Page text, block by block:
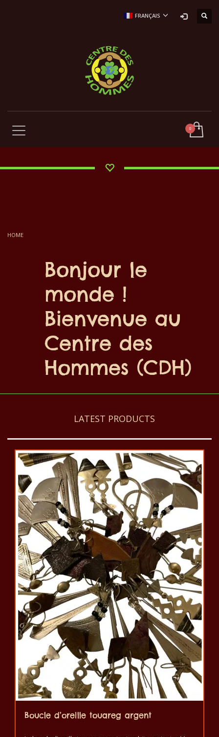
FRANÇAIS
HOME
Bonjour le
monde !
Bienvenue au
Centre des
Hommes (CDH)
LATEST PRODUCTS
Boucle d’oreille touareg argent